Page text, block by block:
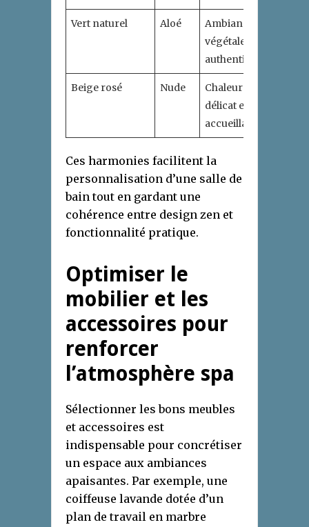
Vert naturel Aloé
Ambiance
végétale et
authentique
Beige rosé Nude
Chaleureux,
délicat et
accueillant
Ces harmonies facilitent la
personnalisation d’une salle de
bain tout en gardant une
cohérence entre design zen et
fonctionnalité pratique.
Optimiser le
mobilier et les
accessoires pour
renforcer
l’atmosphère spa
Sélectionner les bons meubles
et accessoires est
indispensable pour concrétiser
un espace aux ambiances
apaisantes. Par exemple, une
coiffeuse lavande dotée d’un
plan de travail en marbre